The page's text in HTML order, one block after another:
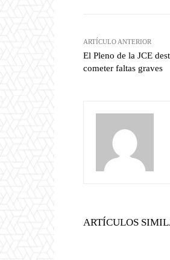
ARTÍCULO ANTERIOR
El Pleno de la JCE
cometer faltas graves
ARTÍCULOS